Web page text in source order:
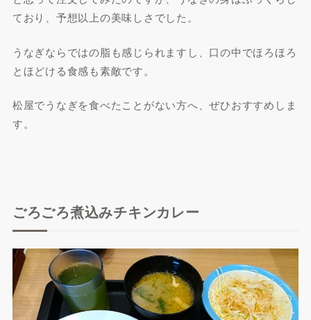
ており、予想以上の美味しさでした。
うなぎならではの脂も感じられますし、口の中でほろほろ
とほどける食感も素敵です。
松屋でうなぎを食べたことがない方へ、ぜひおすすめしま
す。
ごろごろ煮込みチキンカレー